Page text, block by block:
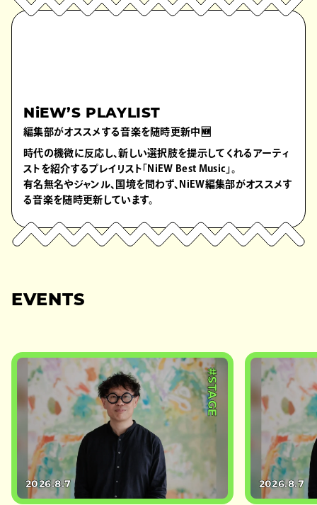
NiEW’S PLAYLIST
編集部がオススメする音楽を随時更新中🆕
時代の機微に反応し、新しい選択肢を提示してくれるアーティ
ストを紹介するプレイリスト「NiEW Best Music」。
有名無名やジャンル、国境を問わず、NiEW編集部がオススメす
る音楽を随時更新しています。
EVENTS
#STAGE
2026.8.7 2026.8.7